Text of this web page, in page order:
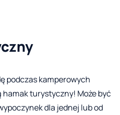
podczas kamperowych
hamak turystyczny! Może być
dla jednej lub od